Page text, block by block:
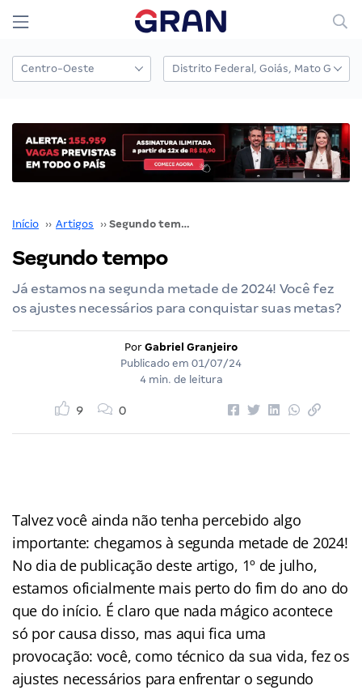
Início ›› Artigos ›› Segundo tempo
Segundo tempo
Já estamos na segunda metade de 2024! Você fez
os ajustes necessários para conquistar suas metas?
Por Gabriel Granjeiro
Publicado em 01/07/24
4 min. de leitura
9 0
Talvez você ainda não tenha percebido algo
importante: chegamos à segunda metade de 2024!
No dia de publicação deste artigo, 1º de julho,
estamos oficialmente mais perto do fim do ano do
que do início. É claro que nada mágico acontece
só por causa disso, mas aqui fica uma
provocação: você, como técnico da sua vida, fez os
ajustes necessários para enfrentar o segundo